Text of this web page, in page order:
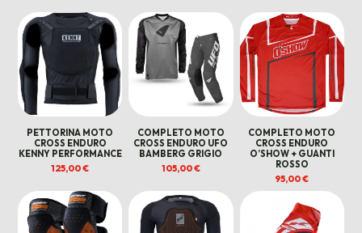
PETTORINA MOTO
CROSS ENDURO
KENNY PERFORMANCE
125,00€
COMPLETO MOTO
CROSS ENDURO UFO
BAMBERG GRIGIO
105,00€
COMPLETO MOTO
CROSS ENDURO
O’SHOW + GUANTI
ROSSO
95,00€